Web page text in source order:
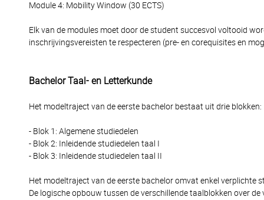
Module 4: Mobility Window (30 ECTS)
Elk van de modules moet door de student succesvol voltooid
inschrijvingsvereisten te respecteren (pre- en corequisites en
Bachelor Taal- en Letterkunde
Het modeltraject van de eerste bachelor bestaat uit drie blokken:
- Blok 1: Algemene studiedelen
- Blok 2: Inleidende studiedelen taal I
- Blok 3: Inleidende studiedelen taal II
Het modeltraject van de eerste bachelor omvat enkel verplichte
De logische opbouw tussen de verschillende taalblokken over